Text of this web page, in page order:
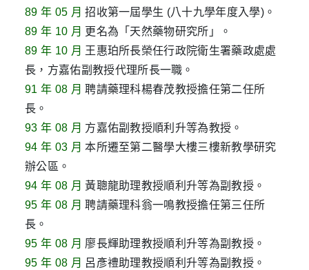
89 年 05 月 招收第一屆學生 (八十九學年度入學)。
89 年 10 月 更名為「天然藥物研究所」。
89 年 10 月 王惠珀所長榮任行政院衛生署藥政處處
長，方嘉佑副教授代理所長一職。
91 年 08 月 聘請藥理科楊春茂教授擔任第二任所
長。
93 年 08 月 方嘉佑副教授順利升等為教授。
94 年 03 月本所遷至第二醫學大樓三樓新教學研究
辦公區。
94 年 08 月 黃聰龍助理教授順利升等為副教授。
95 年 08 月 聘請藥理科翁一鳴教授擔任第三任所
長。
95 年 08 月 廖長輝助理教授順利升等為副教授。
95 年 08 月 呂彥禮助理教授順利升等為副教授。